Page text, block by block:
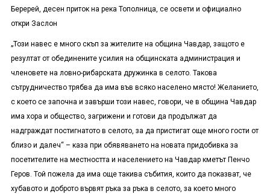
Беререй, десен приток на река Тополница, се освети и официално
откри Заслон
„Този навес е много скъп за жителите на община Чавдар, защото е
резултат от обединените усилия на общинската администрация и
членовете на ловно-рибарската дружинка в селото. Такова
сътрудничество трябва да има във всяко населено място! Желанието,
с което се започна и завърши този навес, говори, че в община Чавдар
има хора и общество, загрижени и готови да продължат да
надграждат постигнатото в селото, за да пристигат още много гости от
близо и далеч“ – каза при обявяването на новата придобивка за
посетителите на местността и населението на Чавдар кметът Пенчо
Геров. Той пожела да има още такива събития, които да показват, че
хубавото и доброто вървят ръка за ръка в селото, за което много